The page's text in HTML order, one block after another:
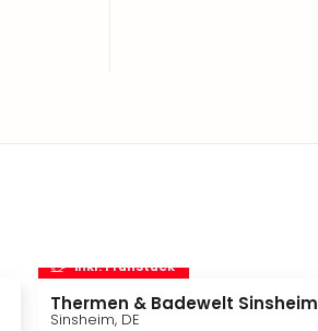
inkl. Frühstück
Thermen & Badewelt Sinsheim
Sinsheim, DE